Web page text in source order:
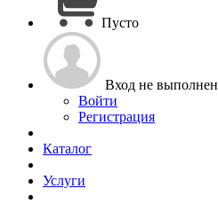
Пусто
Вход не выполнен
Войти
Регистрация
Каталог
Услуги